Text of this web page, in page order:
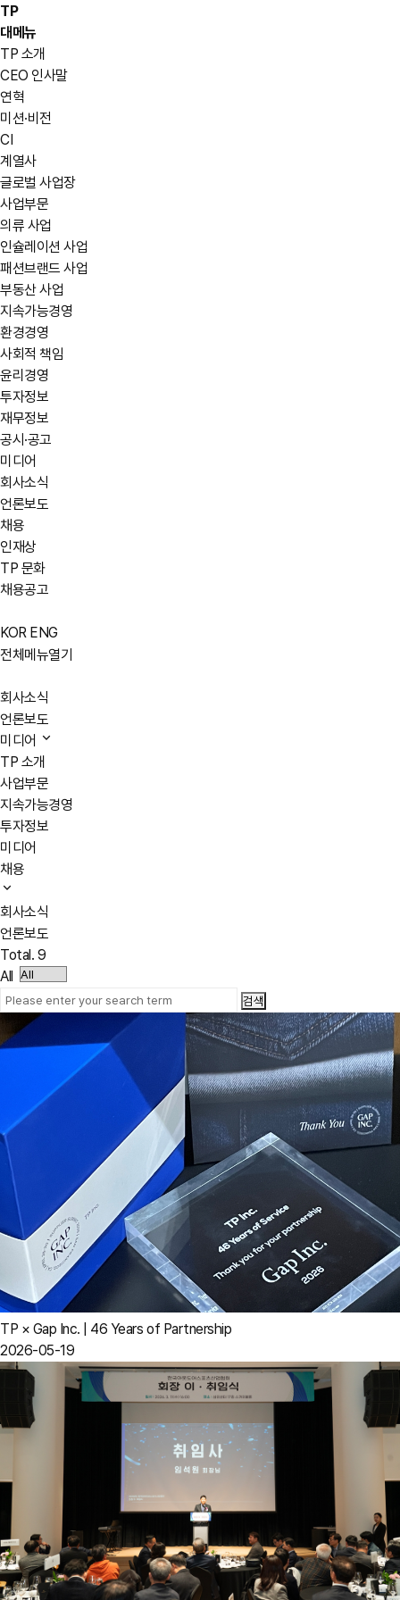
TP
대메뉴
TP 소개
CEO 인사말
연혁
미션·비전
CI
계열사
글로벌 사업장
사업부문
의류 사업
인슐레이션 사업
패션브랜드 사업
부동산 사업
지속가능경영
환경경영
사회적 책임
윤리경영
투자정보
재무정보
공시·공고
미디어
회사소식
언론보도
채용
인재상
TP 문화
채용공고
KOR ENG
전체메뉴열기
회사소식
언론보도
미디어
TP 소개
사업부문
지속가능경영
투자정보
미디어
채용
회사소식
언론보도
Total. 9
All
TP × Gap Inc. | 46 Years of Partnership
2026-05-19